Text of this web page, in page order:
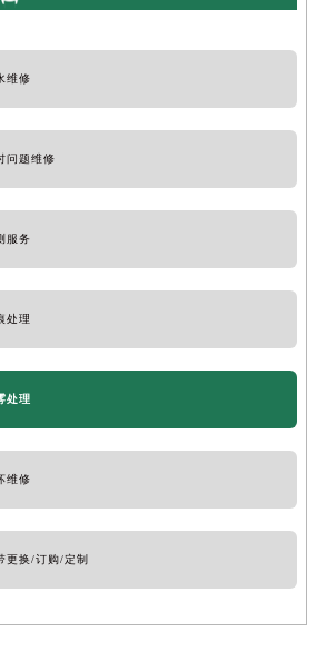
维修
问题维修
服务
处理
处理
维修
更换/订购/定制